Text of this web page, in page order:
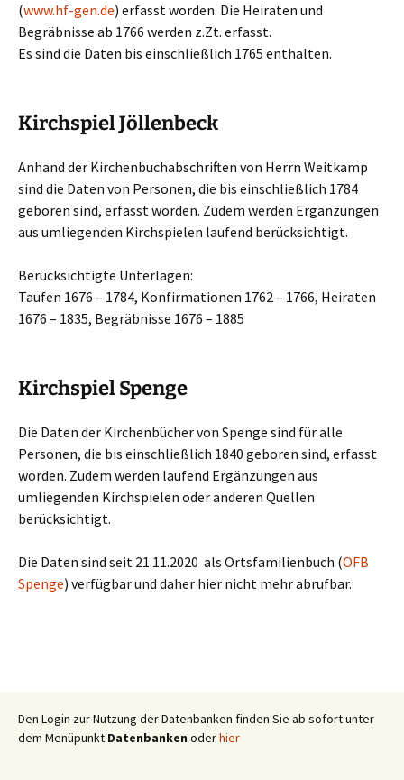
(www.hf-gen.de) erfasst worden. Die Heiraten und
Begräbnisse ab 1766 werden z.Zt. erfasst.
Es sind die Daten bis einschließlich 1765 enthalten.
Kirchspiel Jöllenbeck
Anhand der Kirchenbuchabschriften von Herrn Weitkamp
sind die Daten von Personen, die bis einschließlich 1784
geboren sind, erfasst worden. Zudem werden Ergänzungen
aus umliegenden Kirchspielen laufend berücksichtigt.
Berücksichtigte Unterlagen:
Taufen 1676 – 1784, Konfirmationen 1762 – 1766, Heiraten
1676 – 1835, Begräbnisse 1676 – 1885
Kirchspiel Spenge
Die Daten der Kirchenbücher von Spenge sind für alle
Personen, die bis einschließlich 1840 geboren sind, erfasst
worden. Zudem werden laufend Ergänzungen aus
umliegenden Kirchspielen oder anderen Quellen
berücksichtigt.
Die Daten sind seit 21.11.2020 als Ortsfamilienbuch (OFB
Spenge) verfügbar und daher hier nicht mehr abrufbar.
Den Login zur Nutzung der Datenbanken finden Sie ab sofort unter
dem Menüpunkt Datenbanken oderhier